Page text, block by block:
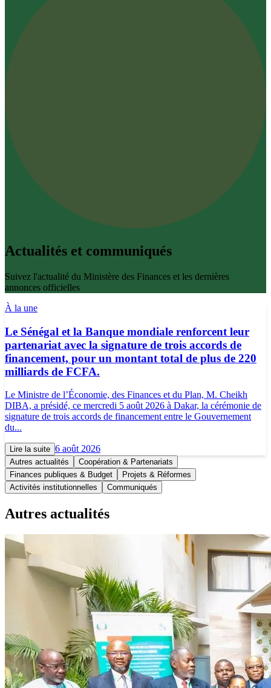
Actualités et communiqués
Suivez l'actualité du Ministère des Finances et les dernières
annonces officielles
À la une
Le Sénégal et la Banque mondiale renforcent leur
partenariat avec la signature de trois accords de
financement, pour un montant total de plus de 220
milliards de FCFA.
Le Ministre de l’Économie, des Finances et du Plan, M. Cheikh
DIBA, a présidé, ce mercredi 5 août 2026 à Dakar, la cérémonie de
signature de trois accords de financement entre le Gouvernement
du...
Lire la suite 6 août 2026
Autres actualités
Coopération & Partenariats
Finances publiques & Budget
Projets & Réformes
Activités institutionnelles
Communiqués
Autres actualités